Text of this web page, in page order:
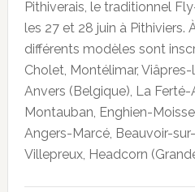
Pithiverais, le traditionnel
les 27 et 28 juin à Pithiviers.
différents modèles sont
Cholet, Montélimar,
Anvers (Belgique), La Ferté-
Montauban, Enghien-
Angers-Marcé, Beauvoir-
Villepreux, Headcorn